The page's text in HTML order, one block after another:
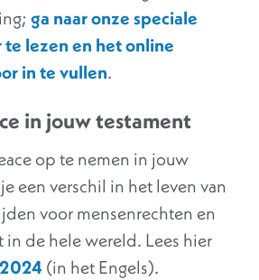
ga naar onze speciale
te lezen en het online
in te vullen.
in jouw testament
op te nemen in jouw
een verschil in het leven van
voor mensenrechten en
de hele wereld. Lees hier
(in het Engels).